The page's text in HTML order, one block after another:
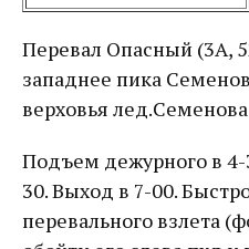
Перевал Опасный (3А,
западнее пика
верховья
Подъем дежурного в
30. Выход в 7-00.
перевального взлета